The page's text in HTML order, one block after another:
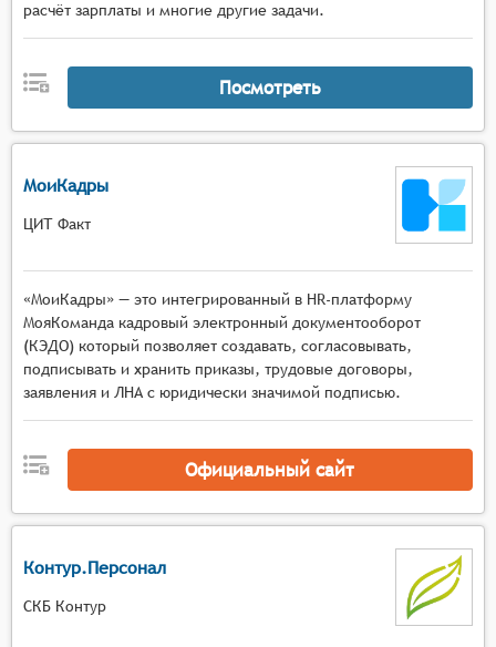
расчёт зарплаты и многие другие задачи.
Посмотреть
МоиКадры
ЦИТ Факт
«МоиКадры» — это интегрированный в HR-платформу
МояКоманда кадровый электронный документооборот
(КЭДО) который позволяет создавать, согласовывать,
подписывать и хранить приказы, трудовые договоры,
заявления и ЛНА с юридически значимой подписью.
Официальный сайт
Контур.Персонал
СКБ Контур